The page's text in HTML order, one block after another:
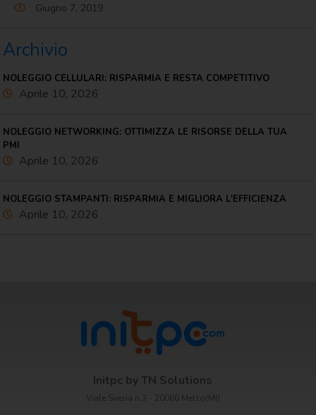
Giugno 7, 2019
Archivio
NOLEGGIO CELLULARI: RISPARMIA E RESTA COMPETITIVO
Aprile 10, 2026
NOLEGGIO NETWORKING: OTTIMIZZA LE RISORSE DELLA TUA
PMI
Aprile 10, 2026
NOLEGGIO STAMPANTI: RISPARMIA E MIGLIORA L'EFFICIENZA
Aprile 10, 2026
Initpc by TN Solutions
Viale Svezia n.3 - 20066 Melzo(MI)